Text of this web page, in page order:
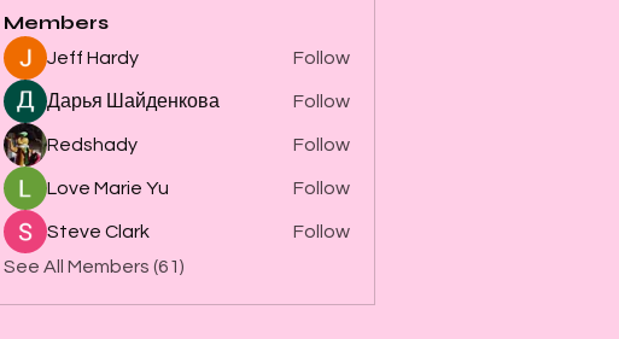
Members
Jeff Hardy Follow
Дарья Шайденкова Follow
Redshady Follow
Love Marie Yu Follow
Steve Clark
Follow
See All Members (61)